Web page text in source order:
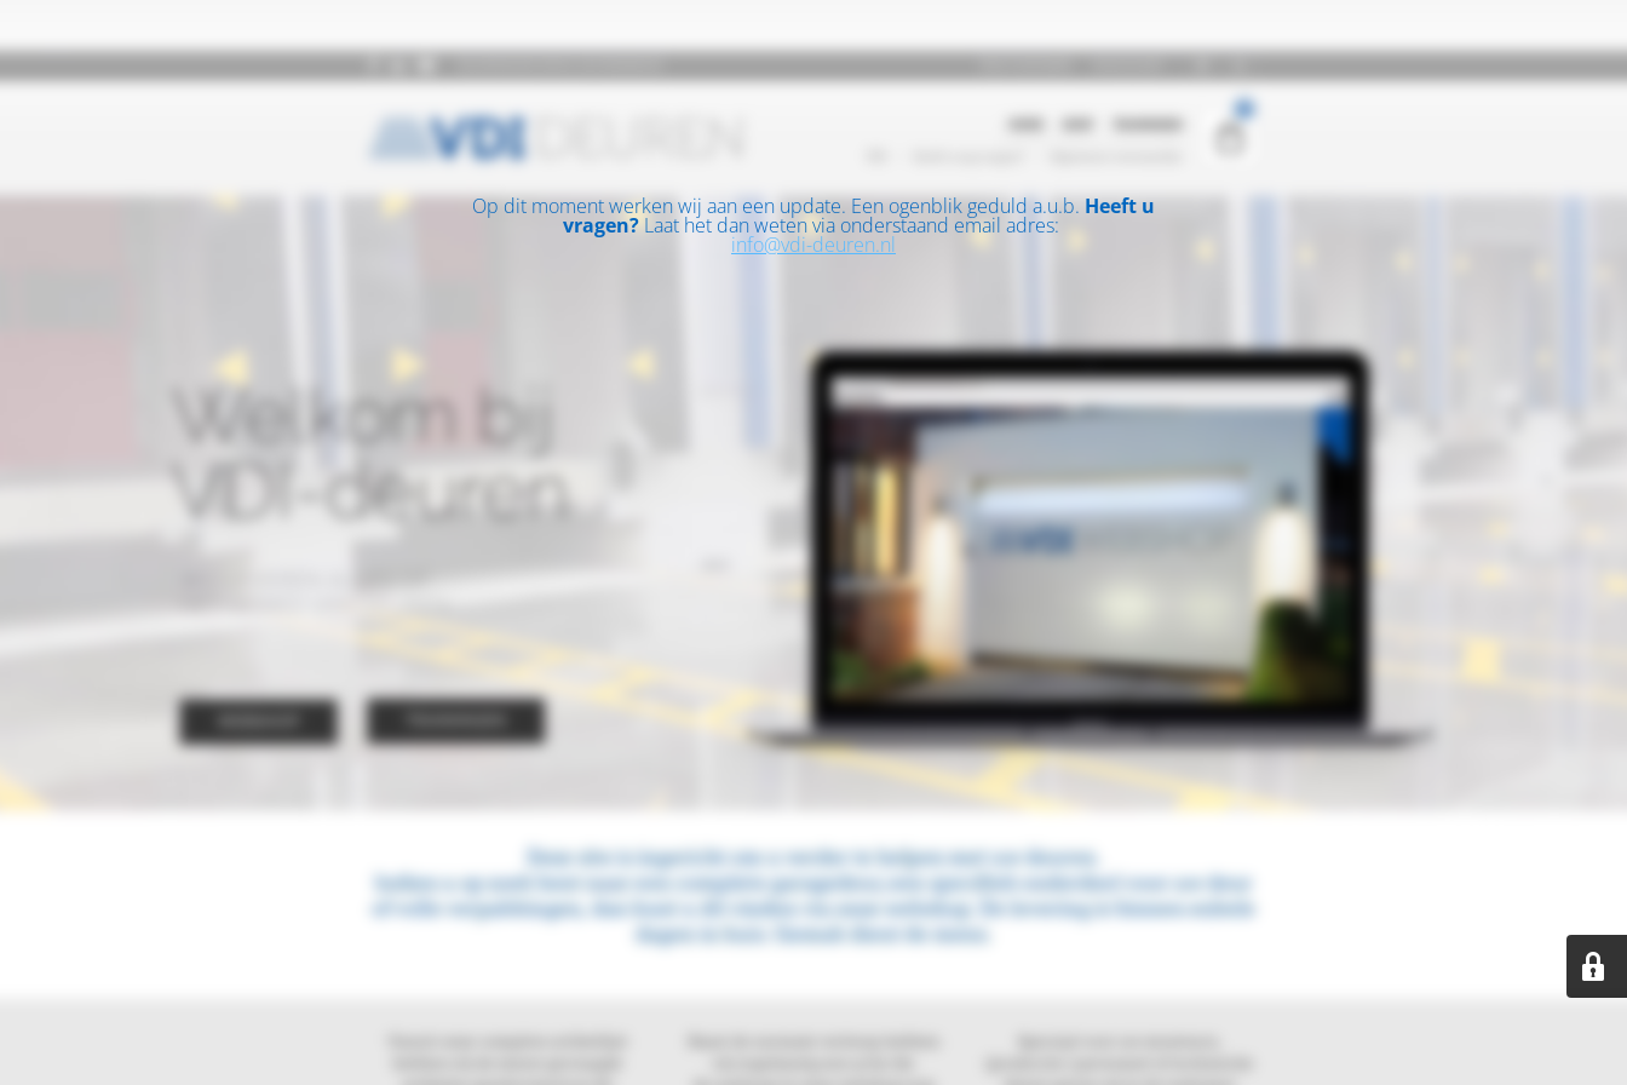
Op dit moment werken wij aan een update. Een ogenblik geduld a.u.b. Heeft u
vragen? Laat het dan weten via onderstaand email adres:
info@vdi-deuren.nl